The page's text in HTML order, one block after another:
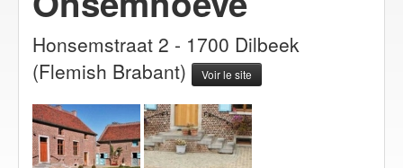
Honsemstraat 2 - 1700 Dilbeek
(Flemish Brabant)
Voir le site